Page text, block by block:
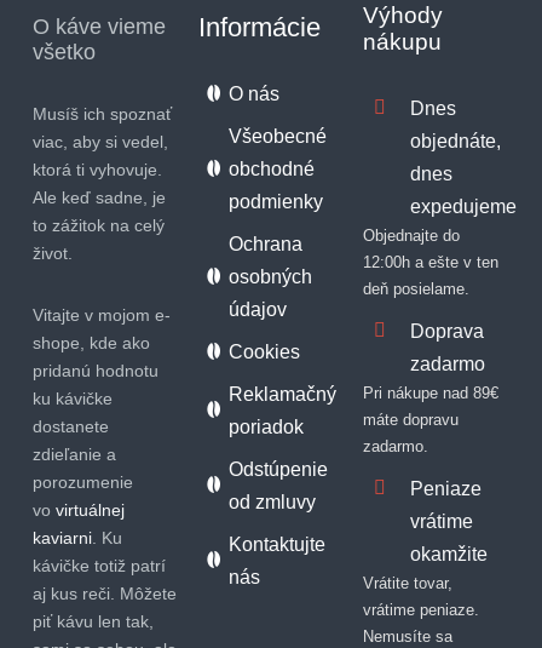
O káve vieme
všetko
Musíš ich spoznať
viac, aby si vedel,
ktorá ti vyhovuje.
Ale keď sadne, je
to zážitok na celý
život.
Vitajte v mojom e-
shope, kde ako
pridanú hodnotu
ku kávičke
dostanete
zdieľanie a
porozumenie
vo virtuálnej
kaviarni. Ku
kávičke totiž patrí
aj kus reči. Môžete
piť kávu len tak,
Informácie
O nás
Všeobecné
obchodné
podmienky
Ochrana
osobných
údajov
Cookies
Reklamačný
poriadok
Odstúpenie
od zmluvy
Kontaktujte
nás
Výhody
nákupu
Dnes
objednáte,
dnes
expedujeme
Objednajte do
12:00h a ešte v ten
deň posielame.
Doprava
zadarmo
Pri nákupe nad 89€
máte dopravu
zadarmo.
Peniaze
vrátime
okamžite
Vrátite tovar,
vrátime peniaze.
Nemusíte sa